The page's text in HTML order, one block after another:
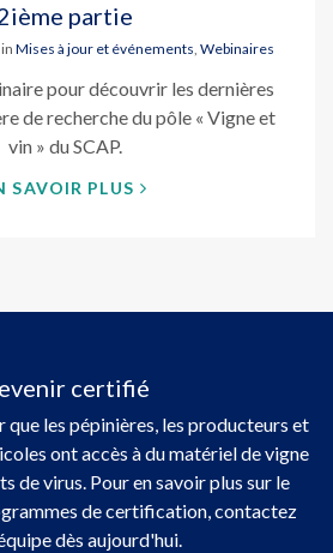
partie
Mises à jour et événements, Webinaires
pour découvrir les dernières
de recherche du pôle « Vigne et
vin » du SCAP.
SAVOIR PLUS
certifié
que les pépinières, les producteurs et
ont accès à du matériel de vigne
de virus. Pour en savoir plus sur le
de certification, contactez
dès aujourd'hui.